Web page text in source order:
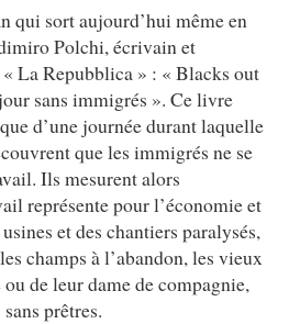
qui sort aujourd’hui même en
Polchi, écrivain et
La Repubblica » : « Blacks out
sans immigrés ». Ce livre
d’une journée durant laquelle
que les immigrés ne se
Ils mesurent alors
représente pour l’économie et
et des chantiers paralysés,
champs à l’abandon, les vieux
de leur dame de compagnie,
prêtres.